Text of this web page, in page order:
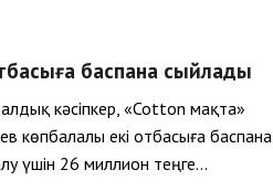
баспана сыйлады
кәсіпкер, «Cotton мақта»
екі отбасыға баспана
үшін 26 миллион теңге…